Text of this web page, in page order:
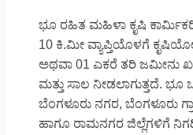
ಭೂ ರಹಿತ ಮಹಿಳಾ ಕೃಷಿ
10 ಕಿ.ಮೀ ವ್ಯಾಪ್ತಿಯೊಳಗೆ
ಅಥವಾ 01 ಎಕರೆ ತರಿ ಜಮೀನು
ಮತ್ತು ಸಾಲ ನೀಡಲಾಗುತ್ತದೆ.
ಬೆಂಗಳೂರು ನಗರ, ಬೆಂಗಳೂರು
ಹಾಗೂ ರಾಮನಗರ ಜಿಲ್ಲೆಗಳಿಗೆ